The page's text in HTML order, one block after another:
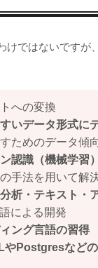
けではないですが
への変換
いデータ形式に
ためのデータ傾
認識（機械学習
手法を用いて解
析・テキスト・
による開発
ング言語の習得
やPostgresなど